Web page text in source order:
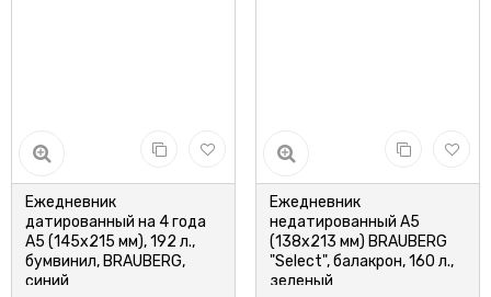
Ежедневник
датированный на 4 года
А5 (145х215 мм), 192 л.,
бумвинил, BRAUBERG,
синий
Ежедневник
недатированный А5
(138х213 мм) BRAUBERG
"Select", балакрон, 160 л.,
зеленый